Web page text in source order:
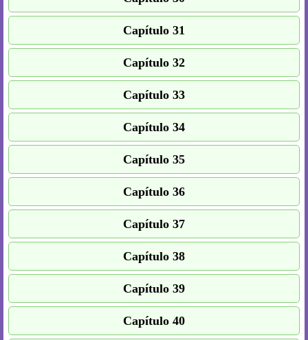
Capítulo 31
Capítulo 32
Capítulo 33
Capítulo 34
Capítulo 35
Capítulo 36
Capítulo 37
Capítulo 38
Capítulo 39
Capítulo 40